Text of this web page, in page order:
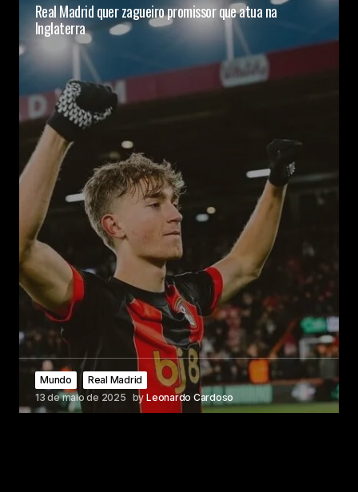
Real Madrid quer zagueiro promissor que atua na
Inglaterra
Mundo
Real Madrid
13 de maio de 2025 by Leonardo Cardoso